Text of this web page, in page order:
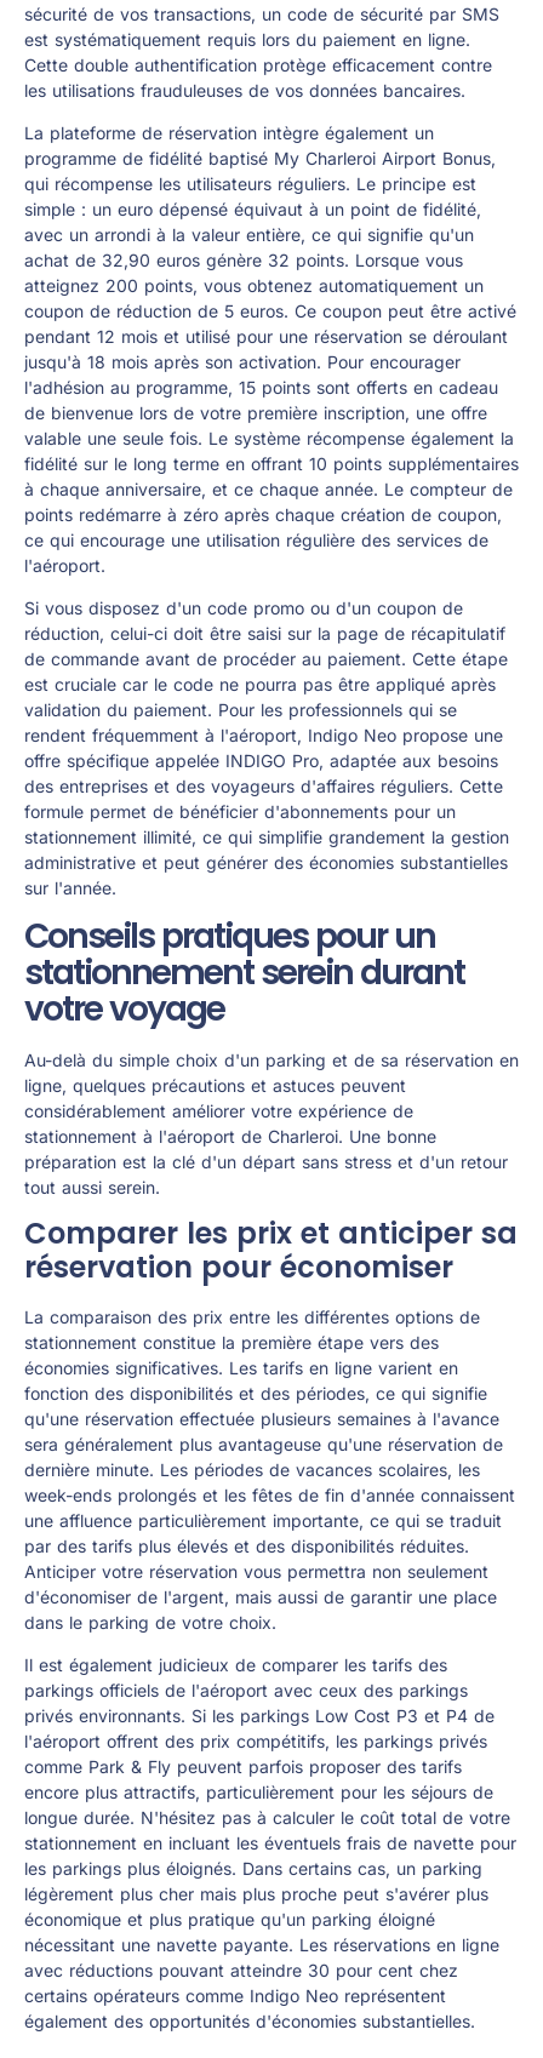
sécurité de vos transactions, un code de sécurité par SMS
est systématiquement requis lors du paiement en ligne.
Cette double authentification protège efficacement contre
les utilisations frauduleuses de vos données bancaires.
La plateforme de réservation intègre également un
programme de fidélité baptisé My Charleroi Airport Bonus,
qui récompense les utilisateurs réguliers. Le principe est
simple : un euro dépensé équivaut à un point de fidélité,
avec un arrondi à la valeur entière, ce qui signifie qu'un
achat de 32,90 euros génère 32 points. Lorsque vous
atteignez 200 points, vous obtenez automatiquement un
coupon de réduction de 5 euros. Ce coupon peut être activé
pendant 12 mois et utilisé pour une réservation se déroulant
jusqu'à 18 mois après son activation. Pour encourager
l'adhésion au programme, 15 points sont offerts en cadeau
de bienvenue lors de votre première inscription, une offre
valable une seule fois. Le système récompense également la
fidélité sur le long terme en offrant 10 points supplémentaires
à chaque anniversaire, et ce chaque année. Le compteur de
points redémarre à zéro après chaque création de coupon,
ce qui encourage une utilisation régulière des services de
l'aéroport.
Si vous disposez d'un code promo ou d'un coupon de
réduction, celui-ci doit être saisi sur la page de récapitulatif
de commande avant de procéder au paiement. Cette étape
est cruciale car le code ne pourra pas être appliqué après
validation du paiement. Pour les professionnels qui se
rendent fréquemment à l'aéroport, Indigo Neo propose une
offre spécifique appelée INDIGO Pro, adaptée aux besoins
des entreprises et des voyageurs d'affaires réguliers. Cette
formule permet de bénéficier d'abonnements pour un
stationnement illimité, ce qui simplifie grandement la gestion
administrative et peut générer des économies substantielles
sur l'année.
Conseils pratiques pour un
stationnement serein durant
votre voyage
Au-delà du simple choix d'un parking et de sa réservation en
ligne, quelques précautions et astuces peuvent
considérablement améliorer votre expérience de
stationnement à l'aéroport de Charleroi. Une bonne
préparation est la clé d'un départ sans stress et d'un retour
tout aussi serein.
Comparer les prix et anticiper sa
réservation pour économiser
La comparaison des prix entre les différentes options de
stationnement constitue la première étape vers des
économies significatives. Les tarifs en ligne varient en
fonction des disponibilités et des périodes, ce qui signifie
qu'une réservation effectuée plusieurs semaines à l'avance
sera généralement plus avantageuse qu'une réservation de
dernière minute. Les périodes de vacances scolaires, les
week-ends prolongés et les fêtes de fin d'année connaissent
une affluence particulièrement importante, ce qui se traduit
par des tarifs plus élevés et des disponibilités réduites.
Anticiper votre réservation vous permettra non seulement
d'économiser de l'argent, mais aussi de garantir une place
dans le parking de votre choix.
Il est également judicieux de comparer les tarifs des
parkings officiels de l'aéroport avec ceux des parkings
privés environnants. Si les parkings Low Cost P3 et P4 de
l'aéroport offrent des prix compétitifs, les parkings privés
comme Park & Fly peuvent parfois proposer des tarifs
encore plus attractifs, particulièrement pour les séjours de
longue durée. N'hésitez pas à calculer le coût total de votre
stationnement en incluant les éventuels frais de navette pour
les parkings plus éloignés. Dans certains cas, un parking
légèrement plus cher mais plus proche peut s'avérer plus
économique et plus pratique qu'un parking éloigné
nécessitant une navette payante. Les réservations en ligne
avec réductions pouvant atteindre 30 pour cent chez
certains opérateurs comme Indigo Neo représentent
également des opportunités d'économies substantielles.